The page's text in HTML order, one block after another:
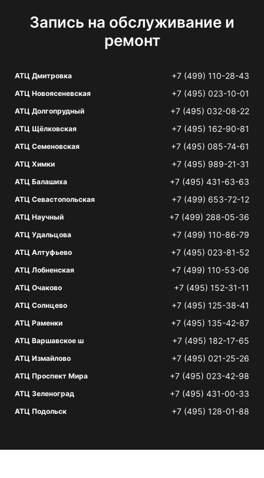
Запись на обслуживание и
ремонт
АТЦ Дмитровка +7 (499) 110-28-43
АТЦ Новоясеневская +7 (495) 023-10-01
АТЦ Долгопрудный +7 (495) 032-08-22
АТЦ Щёлковская +7 (495) 162-90-81
АТЦ Семеновская +7 (495) 085-74-61
АТЦ Химки +7 (495) 989-21-31
АТЦ Балашиха +7 (495) 431-63-63
АТЦ Севастопольская +7 (499) 653-72-12
АТЦ Научный +7 (499) 288-05-36
АТЦ Удальцова +7 (499) 110-86-79
АТЦ Алтуфьево +7 (495) 023-81-52
АТЦ Лобненская +7 (499) 110-53-06
АТЦ Очаково +7 (495) 152-31-11
АТЦ Солнцево +7 (495) 125-38-41
АТЦ Раменки +7 (495) 135-42-87
АТЦ Варшавское ш +7 (495) 182-17-65
АТЦ Измайлово +7 (495) 021-25-26
АТЦ Проспект Мира +7 (495) 023-42-98
АТЦ Зеленоград +7 (495) 431-00-33
АТЦ Подольск +7 (495) 128-01-88